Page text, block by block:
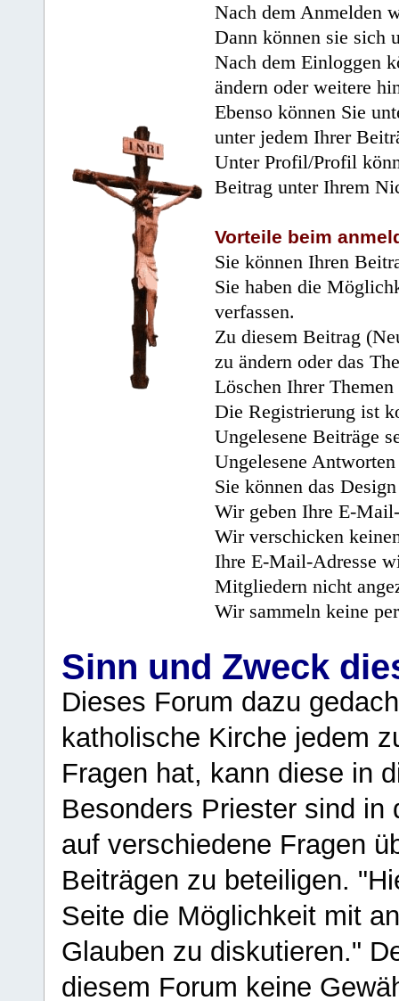
Nach dem Anmelden
Dann können sie sich
Nach dem Einloggen
ändern oder weitere
Ebenso können Sie
unter jedem Ihrer
Unter Profil/Profil
Beitrag unter Ihrem
Vorteile beim
Sie können Ihren
Sie haben die
verfassen.
Zu diesem Beitrag
zu ändern oder das
Löschen Ihrer
Die Registrierung ist
Ungelesene Beiträge
Ungelesene
Sie können das
Wir geben Ihre E-
Wir verschicken
Ihre E-Mail-Adresse
Mitgliedern nicht
Wir sammeln keine
Sinn und Zweck
Dieses Forum dazu
katholische Kirche jedem
Fragen hat, kann diese in
Besonders Priester sind in
auf verschiedene Fragen
Beiträgen zu beteiligen.
Seite die Möglichkeit mit
Glauben zu diskutieren."
diesem Forum keine